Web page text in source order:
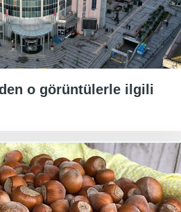
o görüntülerle ilgili